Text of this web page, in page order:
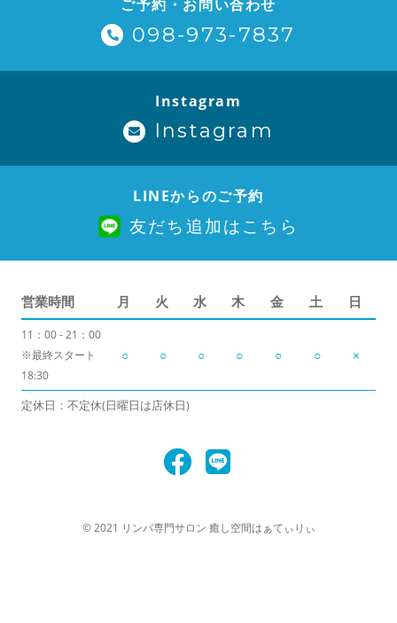
ご予約・お問い合わせ
098-973-7837
Instagram
Instagram
LINEからのご予約
友だち追加はこちら
営業時間 月 火 水 木 金 土 日
11：00 - 21：00
※最終スタート
18:30
○ ○ ○ ○ ○ ○ ×
定休日：不定休(日曜日は店休日)
© 2021 リンパ専門サロン 癒し空間はぁてぃりぃ